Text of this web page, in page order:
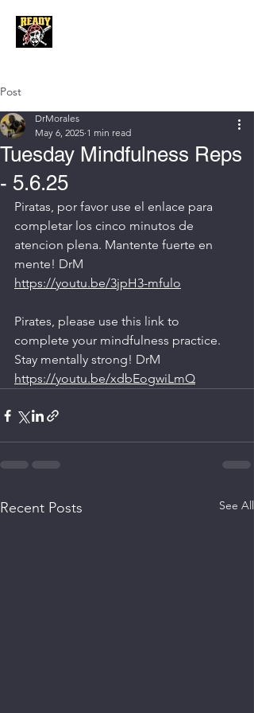
Post
Tuesday Mindfulness Reps
- 5.6.25
DrMorales
May 6, 2025 1 min read
Piratas, por favor use el enlace para
completar los cinco minutos de
atencion plena. Mantente fuerte en
mente! DrM
https://youtu.be/3jpH3-mfulo
Pirates, please use this link to
complete your mindfulness practice.
Stay mentally strong! DrM
https://youtu.be/xdbEogwiLmQ
Recent Posts See All